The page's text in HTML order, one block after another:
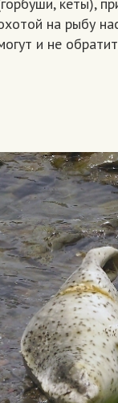
на рыбу
и не